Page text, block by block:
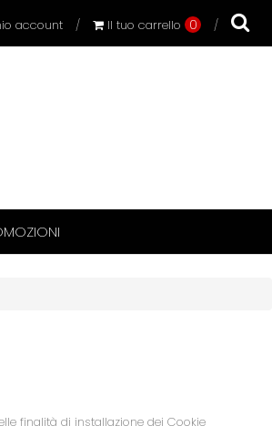
account / Il tuo carrello 0 /
finalità di installazione dei Cookie